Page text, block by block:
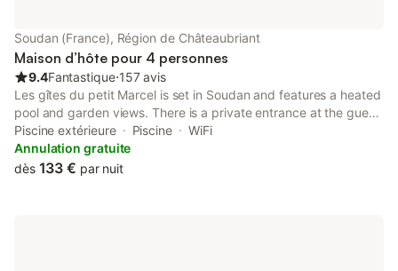
Soudan (France), Région de Châteaubriant
Maison d’hôte pour 4 personnes
9.4Fantastique⋅157 avis
Les gîtes du petit Marcel is set in Soudan and features a heated
pool and garden views. There is a private entrance at the guest
house for the convenience of those who stay.
Piscine extérieure Piscine
WiFi
Annulation gratuite
dès 133 € par nuit